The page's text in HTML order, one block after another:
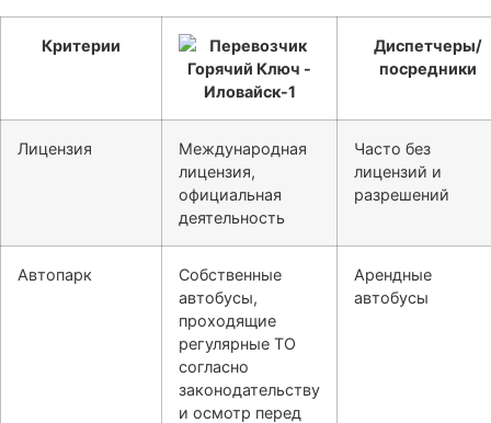
Критерии
Диспетчеры/
посредники
Лицензия
Международная
лицензия,
официальная
деятельность
Часто без
лицензий и
разрешений
Автопарк
Собственные
автобусы,
проходящие
регулярные ТО
согласно
законодательству
и осмотр перед
Арендные
автобусы